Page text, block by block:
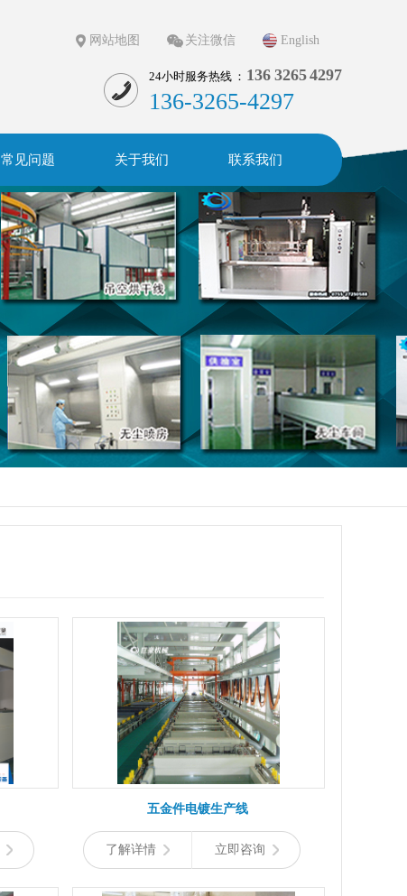
网站地图 关注微信 English
24小时服务热线 ： 136 3265 4297
136-3265-4297
常见问题 关于我们 联系我们
五金件电镀生产线
了解详情 立即咨询